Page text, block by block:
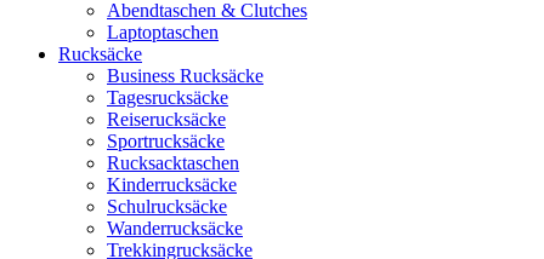
Abendtaschen & Clutches
Laptoptaschen
Rucksäcke
Business Rucksäcke
Tagesrucksäcke
Reiserucksäcke
Sportrucksäcke
Rucksacktaschen
Kinderrucksäcke
Schulrucksäcke
Wanderrucksäcke
Trekkingrucksäcke